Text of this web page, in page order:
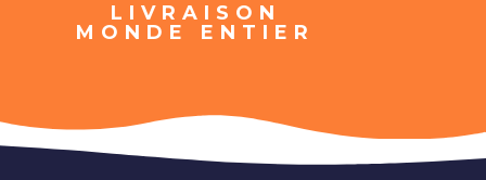
LIVRAISON
MONDE ENTIER